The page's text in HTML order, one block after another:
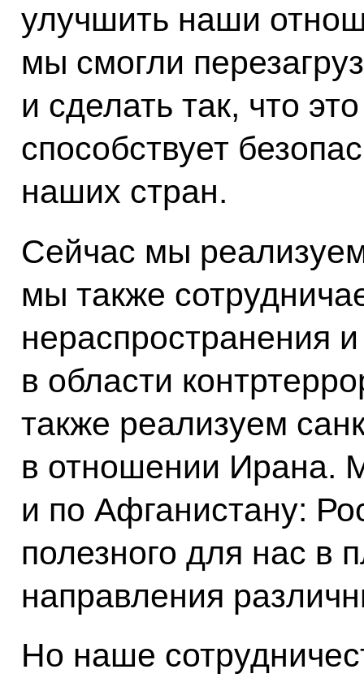
улучшить наши
мы смогли
и сделать так, что
способствует
наших стран.
Сейчас мы
мы также
нераспространения
в области
также реализуем
в отношении Ирана.
и по Афганистану:
полезного для нас в
направления
Но наше